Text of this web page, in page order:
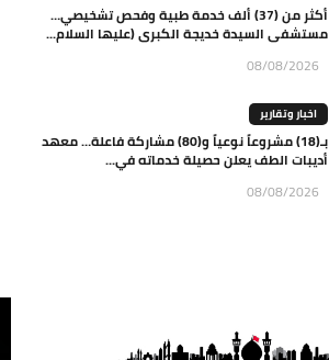
أكثر من (37) ألف خدمة طبية وفحص تشخيصي…
مستشفى السيدة خديجة الكبرى (عليها السلام...
08/08/2026
اخبار وتقارير
بـ(18) مشروعاً نوعياً و(80) مشاركة فاعلة… معهد
أديبات الطف يعلن حصيلة خدماته في...
08/08/2026